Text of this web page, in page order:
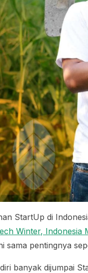
StartUp di
Winter,
sama pentingnya
banyak dijumpai